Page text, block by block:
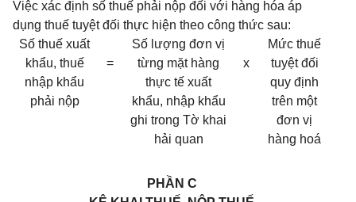
Việc xác định số thuế phải nộp đối với hàng hóa áp
dụng thuế tuyệt đối thực hiện theo công thức sau:
Số thuế xuất
khẩu, thuế
nhập khẩu
phải nộp
=
Số lượng đơn vị
từng mặt hàng
thực tế xuất
khẩu, nhập khẩu
ghi trong Tờ khai
hải quan
x
Mức thuế
tuyệt đối
quy định
trên một
đơn vị
hàng hoá
PHẦN C